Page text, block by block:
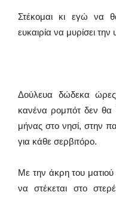
Στέκομαι κι εγώ να
ευκαιρία να μυρίσει
Δούλευα δώδεκα
κανένα ρομπότ δεν θα
μήνας στο νησί, στην
για κάθε σερβιτόρο.
Με την άκρη του
να στέκεται στο